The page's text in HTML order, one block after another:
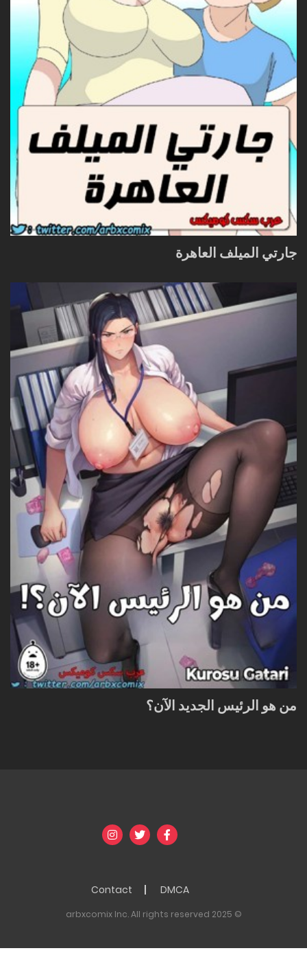
جارتي الميلف العاهرة
من هو الرئيس الجديد الآن؟
DMCA
Contact
© 2025 arbxcomix Inc. All rights reserved